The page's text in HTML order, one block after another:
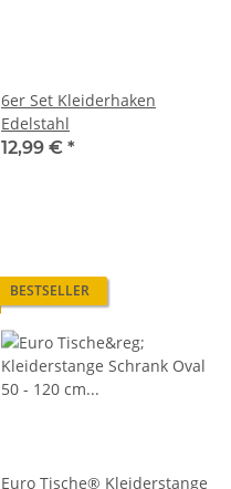
6er Set Kleiderhaken
Edelstahl
12,99 € *
BESTSELLER
Euro Tische® Kleiderstange